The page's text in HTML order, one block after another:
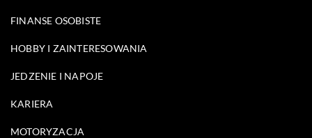
FINANSE OSOBISTE
HOBBY I ZAINTERESOWANIA
JEDZENIE I NAPOJE
KARIERA
MOTORYZACJA